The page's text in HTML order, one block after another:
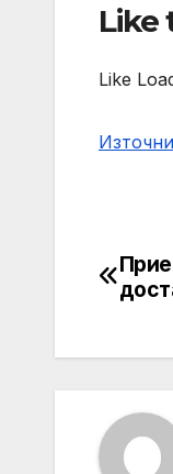
Like
Like
Post